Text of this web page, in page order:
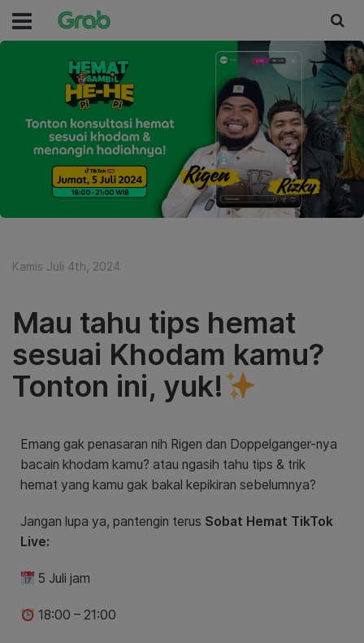
Kamis Juli 4th, 2024
Mau tahu tips hemat
sesuai Khodam kamu?
Tonton ini, yuk!
Emang gak penasaran nih Rigen dan Doppelganger-nya
bacain khodam kamu? atau ngasih tahu tips & trik
hemat yang kamu gak bakal kepikiran sebelumnya?
Jangan lupa ya, pantengin terus Sobat Hemat TikTok
Live:
5 Juli jam
18:00 – 21:00